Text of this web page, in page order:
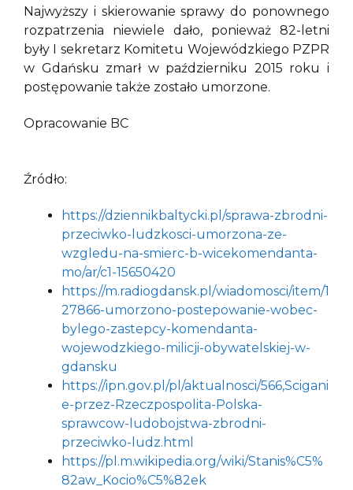
Najwyższy i skierowanie sprawy do ponownego
rozpatrzenia niewiele dało, ponieważ 82-letni
były I sekretarz Komitetu Wojewódzkiego PZPR
w Gdańsku zmarł w październiku 2015 roku i
postępowanie także zostało umorzone.
Opracowanie BC
Źródło:
https://dziennikbaltycki.pl/sprawa-zbrodni-
przeciwko-ludzkosci-umorzona-ze-
wzgledu-na-smierc-b-wicekomendanta-
mo/ar/c1-15650420
https://m.radiogdansk.pl/wiadomosci/item/1
27866-umorzono-postepowanie-wobec-
bylego-zastepcy-komendanta-
wojewodzkiego-milicji-obywatelskiej-w-
gdansku
https://ipn.gov.pl/pl/aktualnosci/566,Scigani
e-przez-Rzeczpospolita-Polska-
sprawcow-ludobojstwa-zbrodni-
przeciwko-ludz.html
https://pl.m.wikipedia.org/wiki/Stanis%C5%
82aw_Kocio%C5%82ek